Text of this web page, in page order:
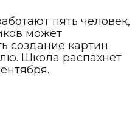
пять человек,
может
создание картин
Школа распахнет